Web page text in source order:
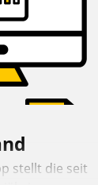
stellt die seit